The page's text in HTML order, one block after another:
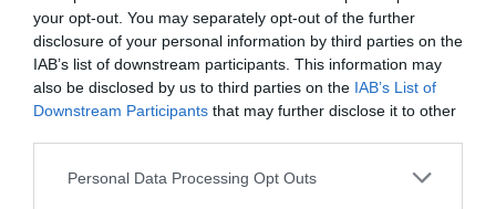
your opt-out. You may separately opt-out of the further
disclosure of your personal information by third parties on the
IAB’s list of downstream participants. This information may
also be disclosed by us to third parties on the IAB’s List of
Downstream Participants that may further disclose it to other
Please note that this website/app uses one or more Google
Personal Data Processing Opt Outs
τόνους και άλλο χρώμα στα παλιά του τραγούδια με
δικά τους τραγούδια. Ανάμεσα σε όλους να ξεχωρίσουμε
ειδικά την Κατερίνα Πολέμη, που χτες ήταν πιο ώριμη
κα μεστή από κάθε άλλη φορά.